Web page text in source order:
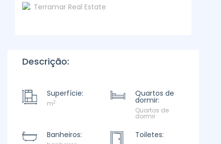
Descrição:
Superfície:
m2
Quartos de
dormir:
Quartos de
dormir
Banheiros:
Toiletes: